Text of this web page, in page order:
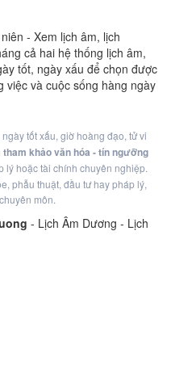
- Xem lịch âm, lịch
cả hai hệ thống lịch âm,
tốt, ngày xấu để chọn được
việc và cuộc sống hàng ngày
tốt xấu, giờ hoàng đạo, tử vi
tham khảo văn hóa - tín ngưỡng
lý hoặc tài chính chuyên nghiệp.
phẫu thuật, đầu tư hay pháp lý,
môn.
- Lịch Âm Dương - Lịch